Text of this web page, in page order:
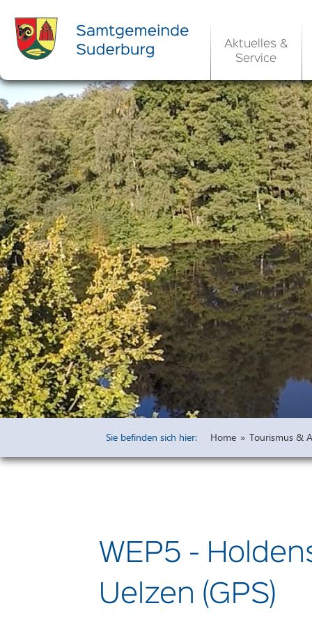
Aktuelles &
Service
Ortsrecht &
Rats- und
Aktuelle
Ortsrecht /
Allgemeine
Kommunale
EU-
Widmungen
Öffentliche
Vorprüfung
Sie befinden sich hier: Home » Tourismus &
WEP5 -
Uelzen (GPS)